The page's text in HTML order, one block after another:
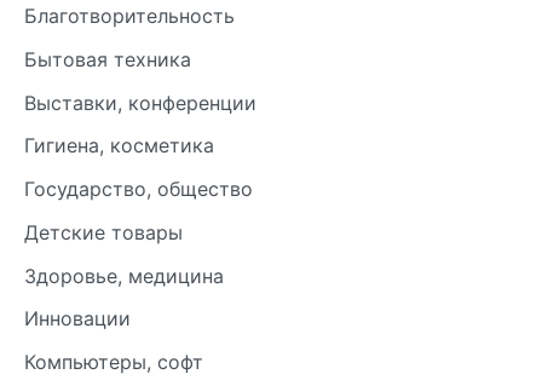
Благотворительность
Бытовая техника
Выставки, конференции
Гигиена, косметика
Государство, общество
Детские товары
Здоровье, медицина
Инновации
Компьютеры, софт